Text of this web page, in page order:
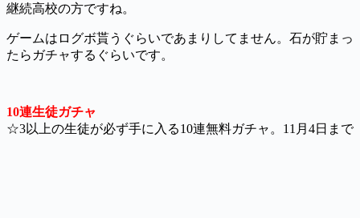
継続高校の方ですね。
ゲームはログボ貰うぐらいであまりしてません。石が貯まっ
たらガチャするぐらいです。
10連生徒ガチャ
☆3以上の生徒が必ず手に入る10連無料ガチャ。11月4日まで